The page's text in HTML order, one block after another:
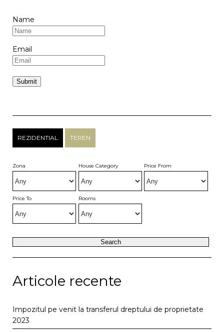
Name
Email
REZIDENTIAL TEREN
Zona House Category Price From
Price To Rooms
Articole recente
Impozitul pe venit la transferul dreptului de proprietate
2023